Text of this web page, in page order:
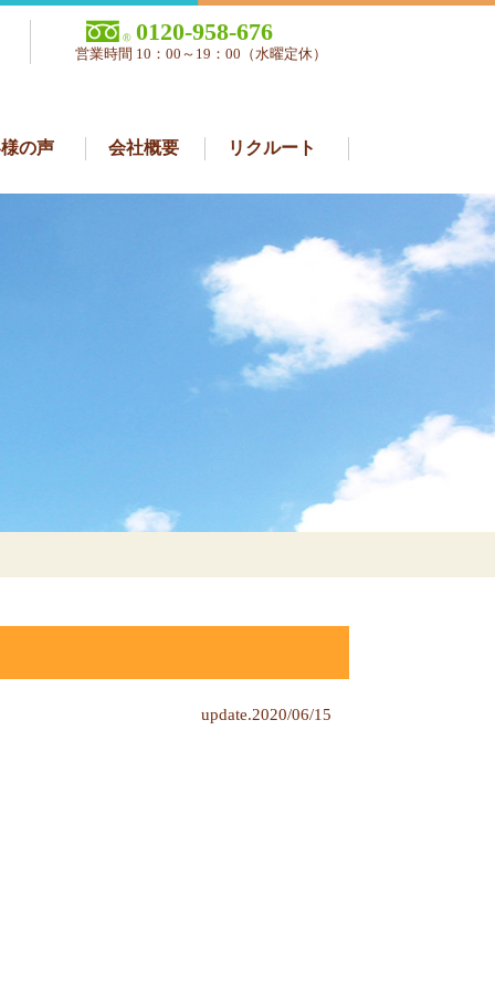
0120-958-676
営業時間 10：00～19：00（水曜定休）
の声 会社概要 リクルート
update.2020/06/15